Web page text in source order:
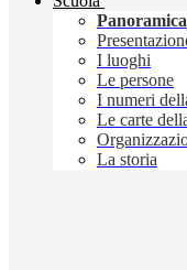
Panoramica
I luoghi
Le persone
I numeri
Le carte
La storia